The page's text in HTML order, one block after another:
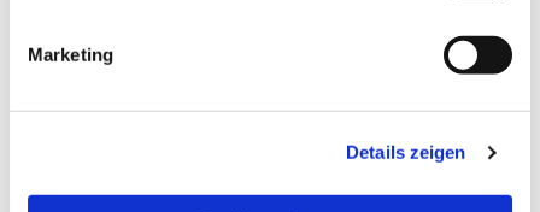
Marketing
Details zeigen